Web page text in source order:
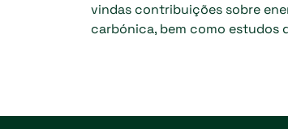
vindas contribuições sobre
carbónica, bem como estudos